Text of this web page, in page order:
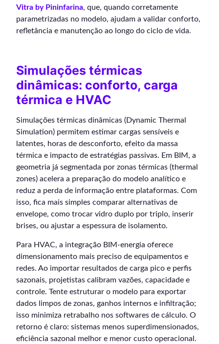
Vitra by Pininfarina, que, quando corretamente
parametrizadas no modelo, ajudam a validar conforto,
refletância e manutenção ao longo do ciclo de vida.
Simulações térmicas
dinâmicas: conforto, carga
térmica e HVAC
Simulações térmicas dinâmicas (Dynamic Thermal
Simulation) permitem estimar cargas sensíveis e
latentes, horas de desconforto, efeito da massa
térmica e impacto de estratégias passivas. Em BIM, a
geometria já segmentada por zonas térmicas (thermal
zones) acelera a preparação do modelo analítico e
reduz a perda de informação entre plataformas. Com
isso, fica mais simples comparar alternativas de
envelope, como trocar vidro duplo por triplo, inserir
brises, ou ajustar a espessura de isolamento.
Para HVAC, a integração BIM-energia oferece
dimensionamento mais preciso de equipamentos e
redes. Ao importar resultados de carga pico e perfis
sazonais, projetistas calibram vazões, capacidade e
controle. Tente estruturar o modelo para exportar
dados limpos de zonas, ganhos internos e infiltração;
isso minimiza retrabalho nos softwares de cálculo. O
retorno é claro: sistemas menos superdimensionados,
eficiência sazonal melhor e menor custo operacional.